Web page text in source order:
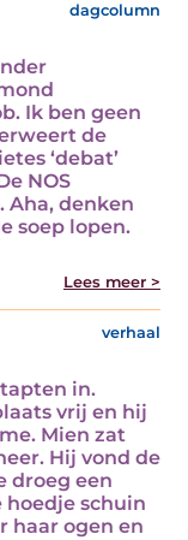
dagcolumn
Ik ben geen
de
‘debat’
NOS
denken
soep lopen.
Lees meer >
verhaal
in.
vrij en hij
Mien zat
Hij vond de
droeg een
schuin
haar ogen en